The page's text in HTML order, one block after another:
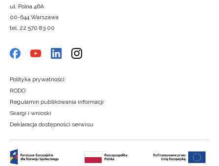
ul. Polna 46A
00-644 Warszawa
tel. 22 570 83 00
Polityka prywatności
RODO
Regulamin publikowania informacji
Skargi i wnioski
Deklaracja dostępności serwisu